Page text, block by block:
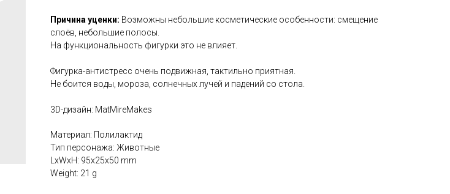
Причина уценки: Возможны небольшие косметические особенности: смещение
слоёв, небольшие полосы.
На функциональность фигурки это не влияет.
Фигурка-антистресс очень подвижная, тактильно приятная.
Не боится воды, мороза, солнечных лучей и падений со стола.
3D-дизайн: MatMireMakes
Материал: Полилактид
Тип персонажа: Животные
LxWxH: 95x25x50 mm
Weight: 21 g